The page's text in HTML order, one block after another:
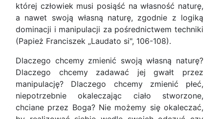
której człowiek musi posiąść na własność naturę,
a nawet swoją własną naturę, zgodnie z logiką
dominacji i manipulacji za pośrednictwem techniki
(Papież Franciszek „Laudato si", 106-108).
Dlaczego chcemy zmienić swoją własną naturę?
Dlaczego chcemy zadawać jej gwałt przez
manipulację? Dlaczego chcemy zmienić płeć,
niepotrzebnie okaleczając ciało stworzone,
chciane przez Boga? Nie możemy się okaleczać,